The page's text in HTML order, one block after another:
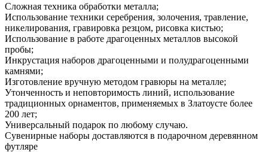
Сложная техника обработки металла;
Использование техники серебрения, золочения, травление,
никелирования, гравировка резцом, рисовка кистью;
Использование в работе драгоценных металлов высокой
пробы;
Инкрустация наборов драгоценными и полудрагоценными
камнями;
Изготовление вручную методом гравюры на металле;
Утонченность и неповторимость линий, использование
традиционных орнаментов, применяемых в Златоусте более
200 лет;
Универсальный подарок по любому случаю.
Сувенирные наборы доставляются в подарочном деревянном
футляре